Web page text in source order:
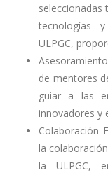
seleccionadas
tecnologías
ULPGC,
de mentores
guiar a las
innovadores y
Colaboración
la
la ULPGC,